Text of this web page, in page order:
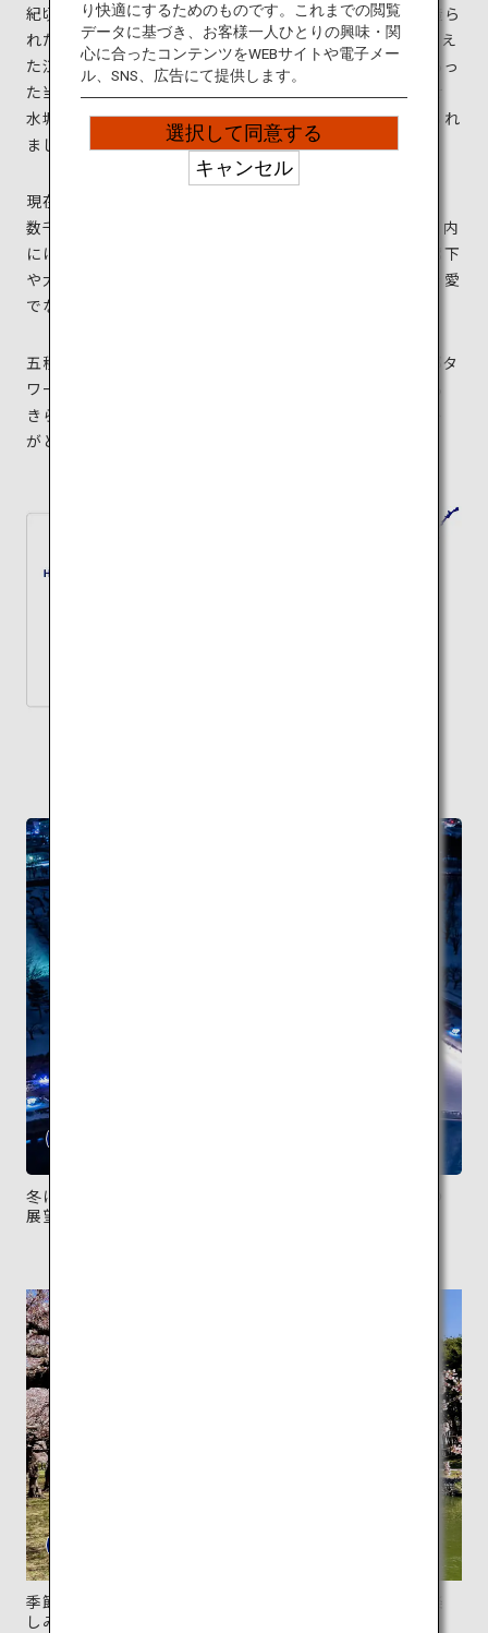
紀頃にヨーロッパで考案された星形要塞をモチーフに造ら
れた西洋式の城郭です。200年続いた鎖国が終わりを迎え
た江戸時代（1603〜1868年）末期、港に近い土地にあっ
た当時の役所を艦隊から防衛するため、土塁をめぐらせ
水堀で囲んだ城郭を造り、移設することを目的に建てられ
ました。
現在、史跡となった五稜郭は公園として一般開放され、
数千本もの桜が満開になる桜の名所になっています。園内
には当時の役所を復元した建物があり、内部では畳の廊下
や大広間を見学できます。貸ボートで四季折々の景色を愛
でながらお堀を一周するのもおすすめです。
五稜郭の全景を見ることができる高さ107mの「五稜郭タ
ワー」の展望台にはぜひ訪れて。夜の時間帯には、きら
きらと光る函館市の夜景と星形の五稜郭のコントラスト
がとてもロマンチックです。
冬には堀がライトアップされる。夜景は五稜郭タワーの
展望台から見るのがおすすめ。
季節ごとの景色を眺めながらのんびりとボートを漕ぐ楽
しみも。
り快適にするためのものです。これまでの閲覧
データに基づき、お客様一人ひとりの興味・関
心に合ったコンテンツをWEBサイトや電子メー
ル、SNS、広告にて提供します。
選択して同意する
キャンセル